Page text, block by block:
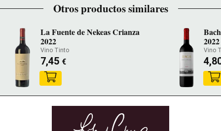
Otros productos similares
La Fuente de Nekeas Crianza
2022
Vino Tinto
7,45 €
2022
Vino